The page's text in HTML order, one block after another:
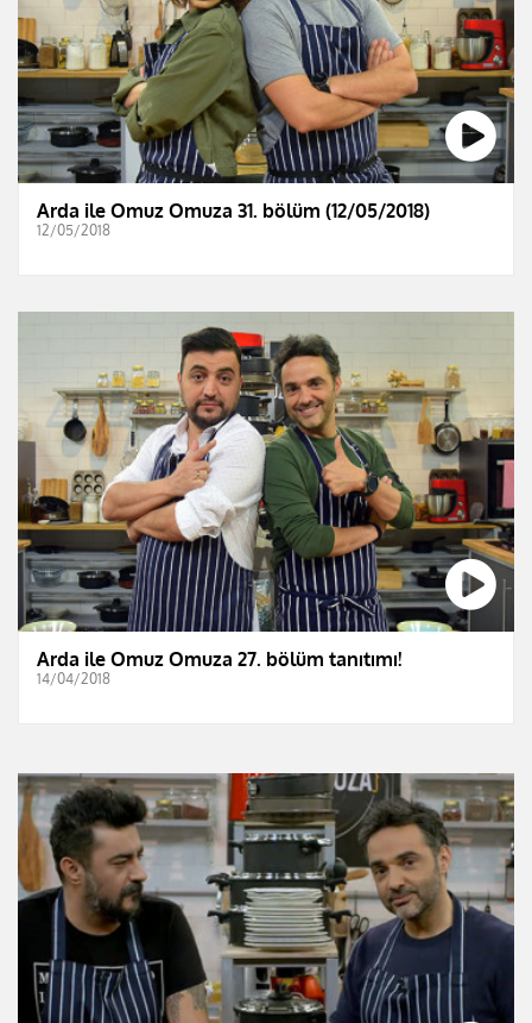
Arda ile Omuz Omuza 31. bölüm (12/05/2018)
12/05/2018
Arda ile Omuz Omuza 27. bölüm tanıtımı!
14/04/2018